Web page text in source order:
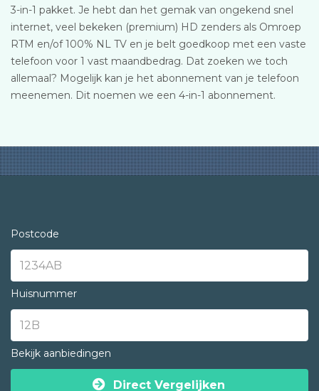
3-in-1 pakket. Je hebt dan het gemak van ongekend snel
internet, veel bekeken (premium) HD zenders als Omroep
RTM en/of 100% NL TV en je belt goedkoop met een vaste
telefoon voor 1 vast maandbedrag. Dat zoeken we toch
allemaal? Mogelijk kan je het abonnement van je telefoon
meenemen. Dit noemen we een 4-in-1 abonnement.
Postcode
Huisnummer
Bekijk aanbiedingen
Direct Vergelijken